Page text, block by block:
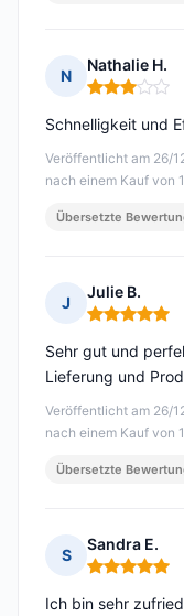
N
Nathalie H.
Hinweis: 3
Veröffentlicht am 26/
nach einem Kauf von
Schnelligkeit und
Übersetzte
J
Julie B.
Hinweis: 5
Veröffentlicht am 26/
nach einem Kauf von
Sehr gut und
Lieferung und
Übersetzte
S
Sandra E.
Hinweis: 5
Ich bin sehr